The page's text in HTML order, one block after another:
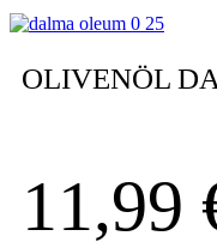
OLIVENÖL
11,99